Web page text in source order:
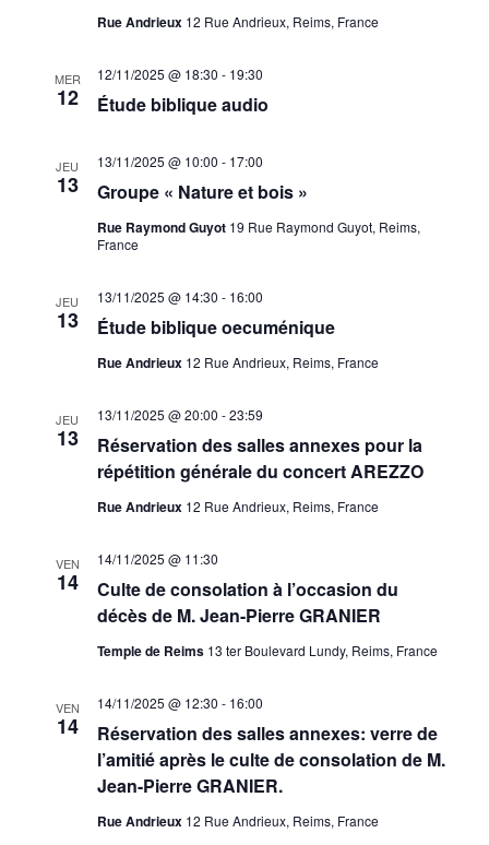
Rue Andrieux 12 Rue Andrieux, Reims, France
MER
12 Étude biblique audio
12/11/2025 @ 18:30 - 19:30
JEU
13 Groupe « Nature et bois »
13/11/2025 @ 10:00 - 17:00
Rue Raymond Guyot 19 Rue Raymond Guyot, Reims,
France
JEU
13 Étude biblique oecuménique
13/11/2025 @ 14:30 - 16:00
Rue Andrieux 12 Rue Andrieux, Reims, France
JEU
13
Réservation des salles annexes pour la
répétition générale du concert AREZZO
13/11/2025 @ 20:00 -23:59
Rue Andrieux 12 Rue Andrieux, Reims, France
VEN
14
Culte de consolation à l’occasion du
décès de M. Jean-Pierre GRANIER
14/11/2025 @ 11:30
Temple de Reims 13 ter Boulevard Lundy, Reims, France
VEN
14
Réservation des salles annexes: verre de
l’amitié après le culte de consolation de M.
Jean-Pierre GRANIER.
14/11/2025 @ 12:30 - 16:00
Rue Andrieux 12 Rue Andrieux, Reims, France